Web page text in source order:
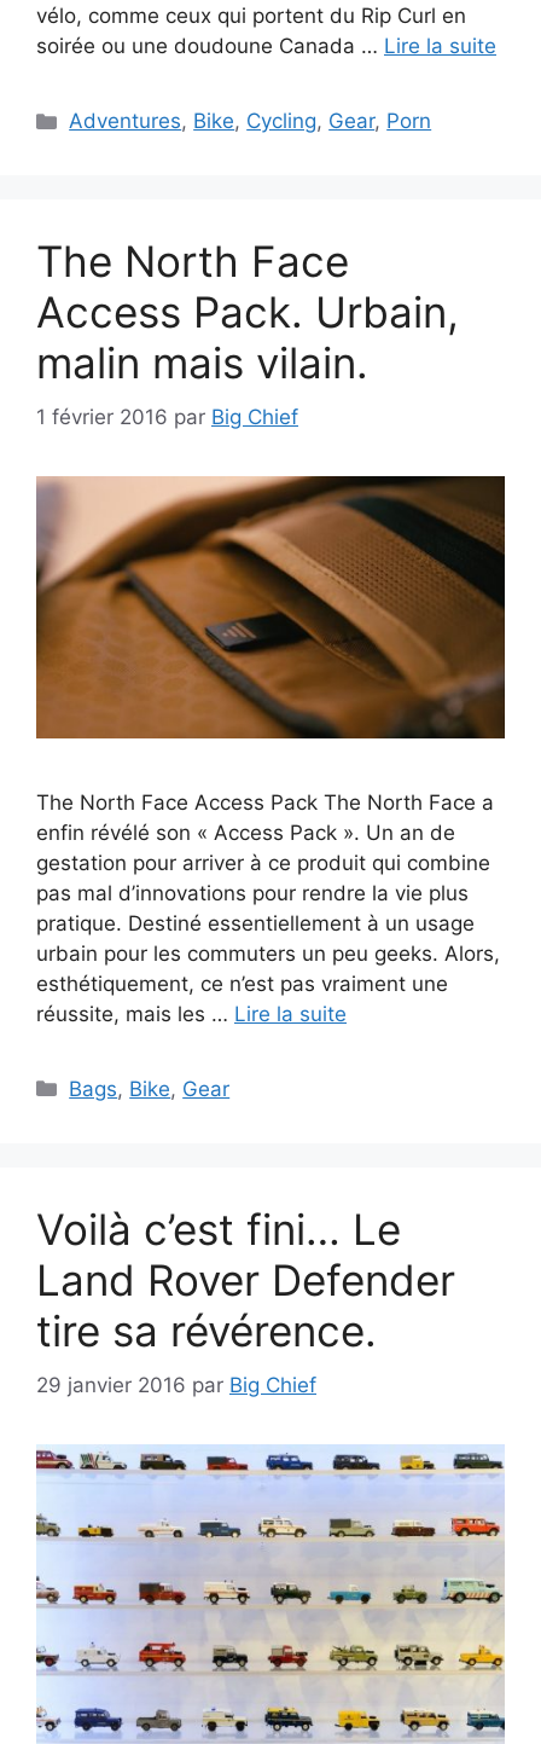
vélo, comme ceux qui portent du Rip Curl en
soirée ou une doudoune Canada … Lire la suite
Catégories
Adventures, Bike, Cycling, Gear, Porn
The North Face
Access Pack. Urbain,
malin mais vilain.
1 février 2016 par Big Chief
The North Face Access Pack The North Face a
enfin révélé son « Access Pack ». Un an de
gestation pour arriver à ce produit qui combine
pas mal d’innovations pour rendre la vie plus
pratique. Destiné essentiellement à un usage
urbain pour les commuters un peu geeks. Alors,
esthétiquement, ce n’est pas vraiment une
réussite, mais les … Lire la suite
Catégories
Bags, Bike, Gear
Voilà c’est fini… Le
Land Rover Defender
tire sa révérence.
29 janvier 2016 par Big Chief